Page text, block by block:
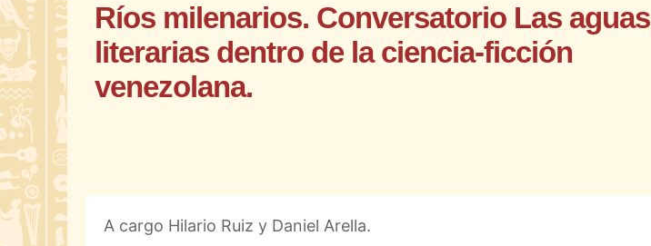
Ríos milenarios. Conversatorio Las aguas
literarias dentro de la ciencia-ficción
venezolana.
A cargo Hilario Ruiz y Daniel Arella.